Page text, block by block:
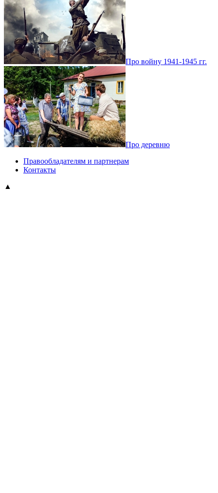
Про войну 1941-1945 гг.
Про деревню
Правообладателям и партнерам
Контакты
▲